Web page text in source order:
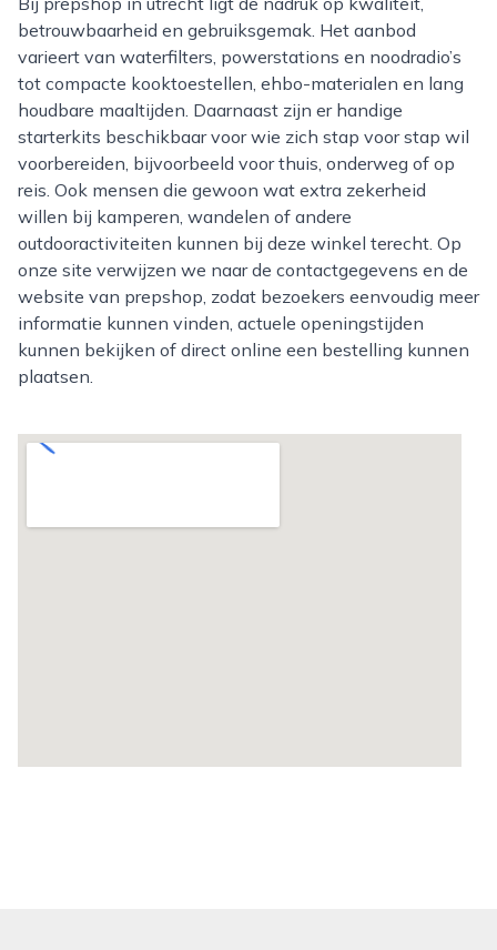
betrouwbaarheid en gebruiksgemak. Het aanbod
varieert van waterfilters, powerstations en noodradio’s
tot compacte kooktoestellen, ehbo-materialen en lang
houdbare maaltijden. Daarnaast zijn er handige
starterkits beschikbaar voor wie zich stap voor stap wil
voorbereiden, bijvoorbeeld voor thuis, onderweg of op
reis. Ook mensen die gewoon wat extra zekerheid
willen bij kamperen, wandelen of andere
outdooractiviteiten kunnen bij deze winkel terecht. Op
onze site verwijzen we naar de contactgegevens en de
website van prepshop, zodat bezoekers eenvoudig meer
informatie kunnen vinden, actuele openingstijden
kunnen bekijken of direct online een bestelling kunnen
plaatsen.